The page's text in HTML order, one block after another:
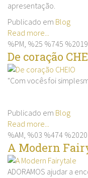
apresentação.
Publicado em Blog
Read more...
%PM, %25 %745
De coração
"Com vocês foi
Publicado em Blog
Read more...
%AM, %03 %474
A Modern
ADORAMOS ajudar a